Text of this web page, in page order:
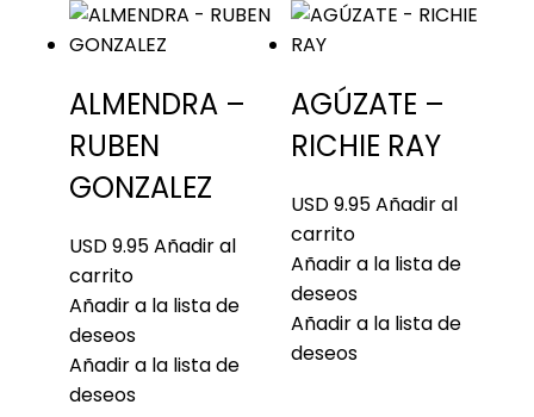
ALMENDRA –
RUBEN
GONZALEZ
USD 9.95Añadir al
carrito
Añadir a la lista de
deseos
Añadir a la lista de
deseos
AGÚZATE –
RICHIE RAY
USD 9.95Añadir al
carrito
Añadir a la lista de
deseos
Añadir a la lista de
deseos